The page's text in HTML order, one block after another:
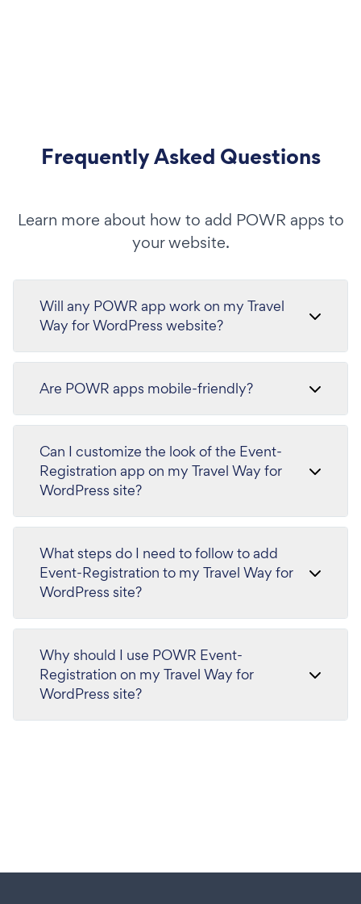
Frequently Asked Questions
Learn more about how to add POWR apps to
your website.
Will any POWR app work on my Travel
Way for WordPress website?
Are POWR apps mobile-friendly?
Can I customize the look of the Event-
Registration app on my Travel Way for
WordPress site?
What steps do I need to follow to add
Event-Registration to my Travel Way for
WordPress site?
Why should I use POWR Event-
Registration on my Travel Way for
WordPress site?